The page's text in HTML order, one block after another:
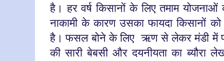
है। हर वर्ष किसानों के लिए तमाम योजनाओं
नाकामी के कारण उसका फायदा किसानों को
है। फसल बोने के लिए ऋण से लेकर मंडी में
की सारी बेबसी और दयनीयता का ब्यौरा